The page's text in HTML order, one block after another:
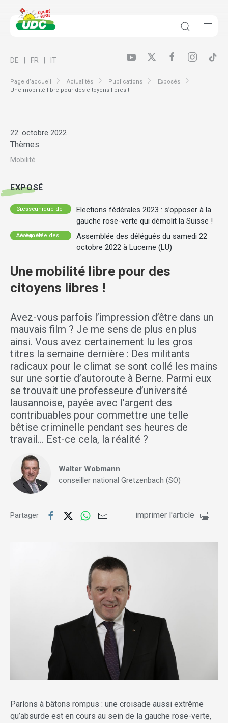
Page d’accueil Actualités Publications
Exposés
Une mobilité libre pour des citoyens libres !
DE FR IT
22. octobre 2022
Thèmes
Mobilité
EXPOSÉ
Communiqué de presse
Elections fédérales 2023 : s’opposer à la
gauche rose-verte qui démolit la Suisse !
Assemblée des délégués
Assemblée des délégués du samedi 22
octobre 2022 à Lucerne (LU)
Une mobilité libre pour des
citoyens libres !
Avez-vous parfois l’impression d’être dans un
mauvais film ? Je me sens de plus en plus
ainsi. Vous avez certainement lu les gros
titres la semaine dernière : Des militants
radicaux pour le climat se sont collé les mains
sur une sortie d’autoroute à Berne. Parmi eux
se trouvait une professeure d’université
lausannoise, payée avec l’argent des
contribuables pour commettre une telle
bêtise criminelle pendant ses heures de
travail… Est-ce cela, la réalité ?
Walter Wobmann
conseiller national Gretzenbach (SO)
Partager imprimer l'article
Parlons à bâtons rompus : une croisade aussi extrême
qu’absurde est en cours au sein de la gauche rose-verte,